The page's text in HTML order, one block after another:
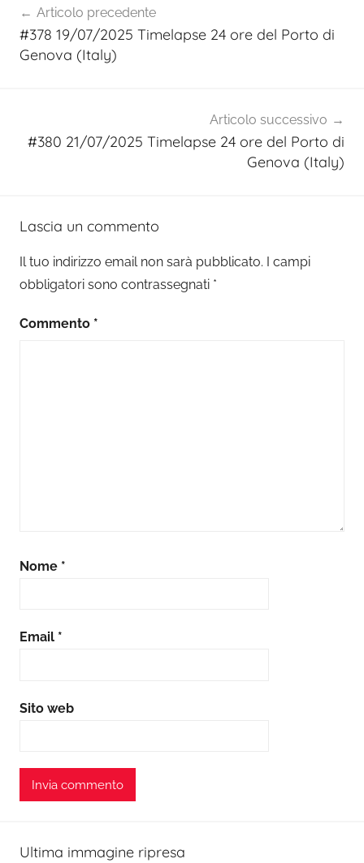
articoli
Articolo precedente
#378 19/07/2025 Timelapse 24 ore del Porto di
Genova (Italy)
Articolo successivo
#380 21/07/2025 Timelapse 24 ore del Porto di
Genova (Italy)
Lascia un commento
Il tuo indirizzo email non sarà pubblicato. I campi
obbligatori sono contrassegnati *
Commento *
Nome *
Email *
Sito web
Ultima immagine ripresa